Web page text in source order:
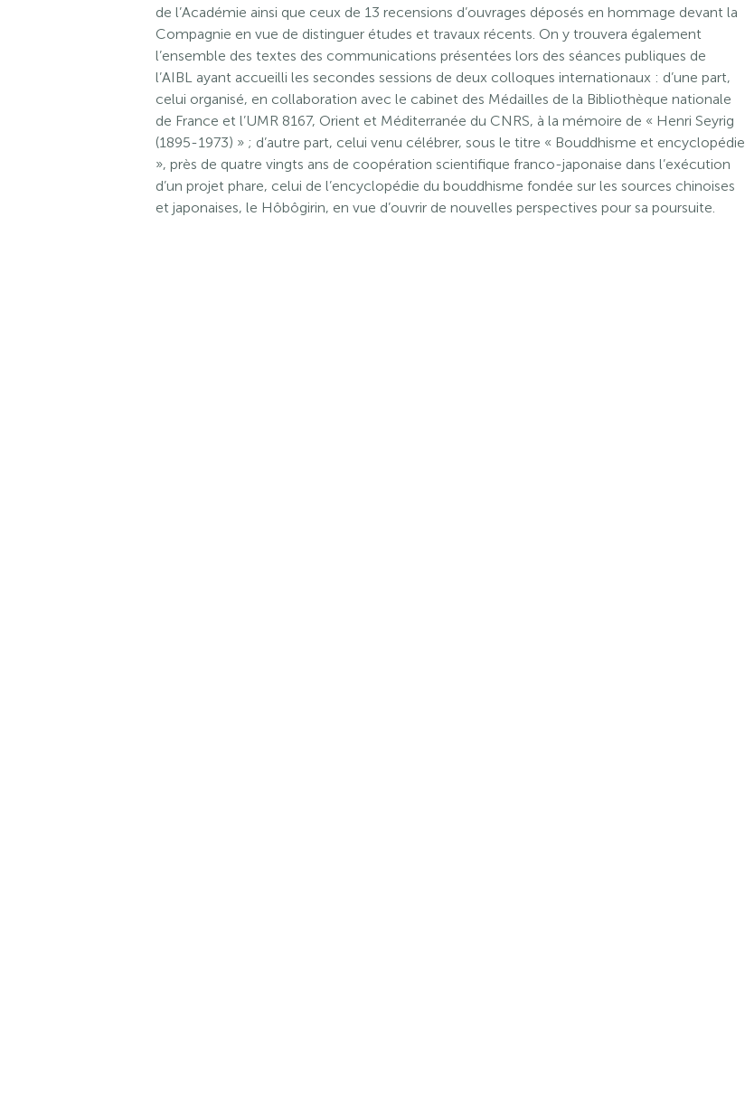
de l’Académie ainsi que ceux de 13 recensions d’ouvrages déposés en hommage devant la
Compagnie en vue de distinguer études et travaux récents. On y trouvera également
l’ensemble des textes des communications présentées lors des séances publiques de
l’AIBL ayant accueilli les secondes sessions de deux colloques internationaux : d’une part,
celui organisé, en collaboration avec le cabinet des Médailles de la Bibliothèque nationale
de France et l’UMR 8167, Orient et Méditerranée du CNRS, à la mémoire de « Henri Seyrig
(1895-1973) » ; d’autre part, celui venu célébrer, sous le titre « Bouddhisme et encyclopédie
», près de quatre vingts ans de coopération scientifique franco-japonaise dans l’exécution
d’un projet phare, celui de l’encyclopédie du bouddhisme fondée sur les sources chinoises
et japonaises, le Hôbôgirin, en vue d’ouvrir de nouvelles perspectives pour sa poursuite.